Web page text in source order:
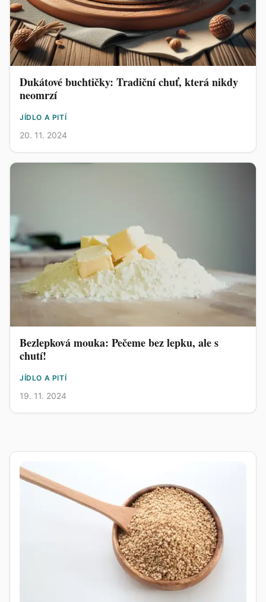
Dukátové buchtičky: Tradiční chuť, která nikdy
neomrzí
JÍDLO A PITÍ
20. 11. 2024
Bezlepková mouka: Pečeme bez lepku, ale s
chutí!
JÍDLO A PITÍ
19. 11. 2024